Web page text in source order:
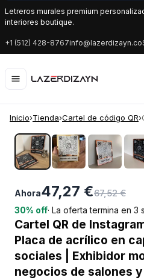
Letreros murales premium
interiores boutique.
+1 (512) 428-8767info@lazerdizayn.co
Inicio›Tienda›Cartel de código QR›
‹
Ahora47,27 €67,52 €
30% off· La oferta termina en 3
Cartel QR de
Placa de acrílico en
sociales | Exhibidor
negocios de salones